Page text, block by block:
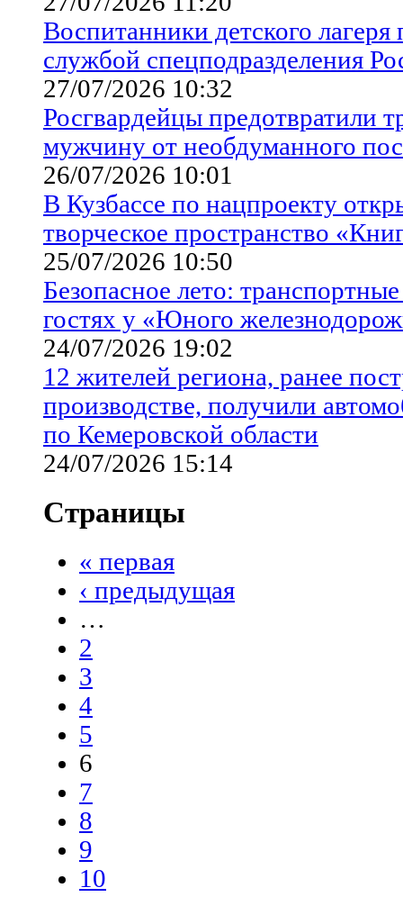
Воспитанники детского лагеря
службой спецподразделения
27/07/2026 10:32
Росгвардейцы предотвратили
мужчину от необдуманного
26/07/2026 10:01
В Кузбассе по нацпроекту
творческое пространство
25/07/2026 10:50
Безопасное лето:
гостях у «Юного
24/07/2026 19:02
12 жителей региона, ранее
производстве, получили
по Кемеровской области
24/07/2026 15:14
Страницы
« первая
‹ предыдущая
…
2
3
4
5
6
7
8
9
10